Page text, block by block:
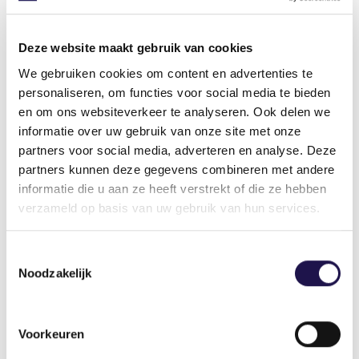
Deze website maakt gebruik van cookies
We gebruiken cookies om content en advertenties te
personaliseren, om functies voor social media te bieden
en om ons websiteverkeer te analyseren. Ook delen we
informatie over uw gebruik van onze site met onze
partners voor social media, adverteren en analyse. Deze
partners kunnen deze gegevens combineren met andere
informatie die u aan ze heeft verstrekt of die ze hebben
verzameld op basis van uw gebruik van hun services.
Noodzakelijk
Voorkeuren
Vooruitlopend op de nieuwe ‘Woonagenda’ die
arbeidsmigranten als specifieke groep benoemd.
Dat maakt de weg vrij voor nieuwe initiatieven, los
van bestaande woonwijken. Van Rijn: “Zo hebben
wij in samenwerking met uitzendorganisaties
plannen ontwikkeld voor twee grootschalige
woonvoorzieningen. Rond 2020 moeten er onder
andere op Green Park Aalsmeer450 woonunits
verschijnen. Daarnaast zijn er vergevorderde
plannen voor 160 bedden in tijdelijke units,
zolang de woningen op het Greenpark er nog
in de loop van het jaar rond is. Die tijdelijke units
zijn met name bedoeld voor arbeidsmigranten die
Van Rijn denkt dat Aalsmeer met dit beleid op de